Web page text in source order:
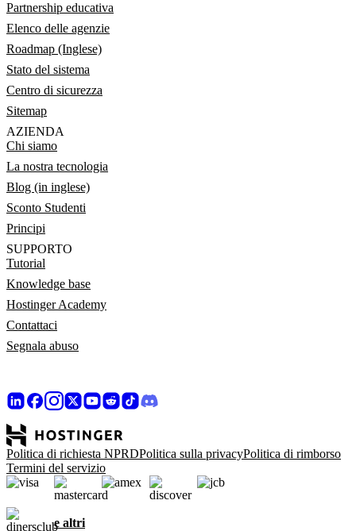
Partnership educativa
Elenco delle agenzie
Roadmap (Inglese)
Stato del sistema
Centro di sicurezza
Sitemap
AZIENDA
Chi siamo
La nostra tecnologia
Blog (in inglese)
Sconto Studenti
Principi
SUPPORTO
Tutorial
Knowledge base
Hostinger Academy
Contattaci
Segnala abuso
Politica di richiesta NPRDPolitica sulla privacyPolitica di rimborso
Termini del servizio
e altri